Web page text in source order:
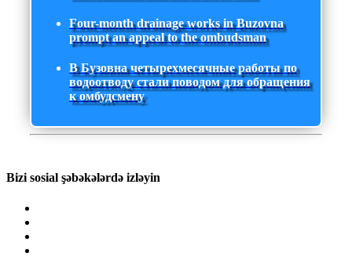
Four-month drainage works in Buzovna
prompt an appeal to the ombudsman
В Бузовна четырехмесячные работы по
водоотводу стали поводом для обращения
к омбудсмену
Bizi sosial şəbəkələrdə izləyin